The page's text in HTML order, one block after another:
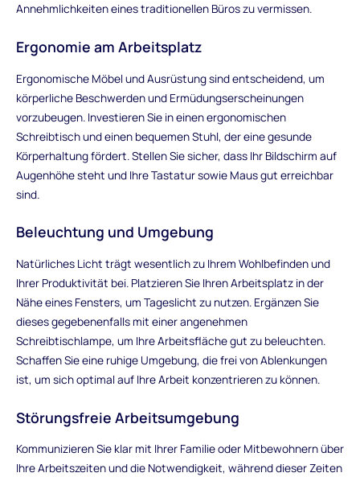
Annehmlichkeiten eines traditionellen Büros zu vermissen.
Ergonomie am Arbeitsplatz
Ergonomische Möbel und Ausrüstung sind entscheidend, um
körperliche Beschwerden und Ermüdungserscheinungen
vorzubeugen. Investieren Sie in einen ergonomischen
Schreibtisch und einen bequemen Stuhl, der eine gesunde
Körperhaltung fördert. Stellen Sie sicher, dass Ihr Bildschirm auf
Augenhöhe steht und Ihre Tastatur sowie Maus gut erreichbar
sind.
Beleuchtung und Umgebung
Natürliches Licht trägt wesentlich zu Ihrem Wohlbefinden und
Ihrer Produktivität bei. Platzieren Sie Ihren Arbeitsplatz in der
Nähe eines Fensters, um Tageslicht zu nutzen. Ergänzen Sie
dieses gegebenenfalls mit einer angenehmen
Schreibtischlampe, um Ihre Arbeitsfläche gut zu beleuchten.
Schaffen Sie eine ruhige Umgebung, die frei von Ablenkungen
ist, um sich optimal auf Ihre Arbeit konzentrieren zu können.
Störungsfreie Arbeitsumgebung
Kommunizieren Sie klar mit Ihrer Familie oder Mitbewohnern über
Ihre Arbeitszeiten und die Notwendigkeit, während dieser Zeiten